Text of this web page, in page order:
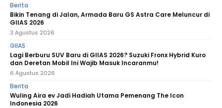
Berita
Bikin Tenang di Jalan, Armada Baru GS Astra Care Meluncur di
GIIAS 2026
3 Agustus 2026
GIIAS
Lagi Berburu SUV Baru di GIIAS 2026? Suzuki Fronx Hybrid Kuro
dan Deretan Mobil Ini Wajib Masuk Incaranmu!
6 Agustus 2026
Berita
Wuling Aira ev Jadi Hadiah Utama Pemenang The Icon
Indonesia 2026